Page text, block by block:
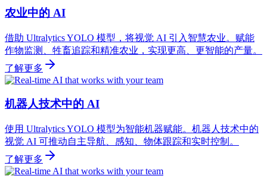
农业中的 AI
借助 Ultralytics YOLO 模型，将视觉 AI 引入智慧农业。赋能
作物监测、牲畜追踪和精准农业，实现更高、更智能的产量。
了解更多
机器人技术中的 AI
使用 Ultralytics YOLO 模型为智能机器赋能。机器人技术中的
视觉 AI 可推动自主导航、感知、物体跟踪和实时控制。
了解更多